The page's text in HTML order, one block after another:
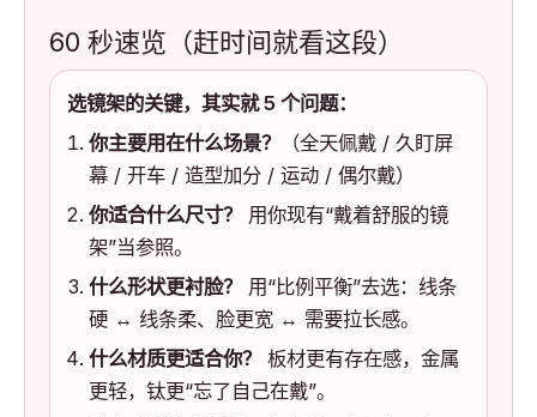
60 秒速览（赶时间就看这段）
选镜架的关键，其实就 5 个问题：
你主要用在什么场景？
（全天佩戴 / 久盯屏
幕 / 开车 / 造型加分 / 运动 / 偶尔戴）
你适合什么尺寸？
用你现有“戴着舒服的镜
架”当参照。
什么形状更衬脸？
用“比例平衡”去选：线条
硬 ↔ 线条柔、脸更宽 ↔ 需要拉长感。
什么材质更适合你？ 板材更有存在感，金属
更轻，钛更“忘了自己在戴”。